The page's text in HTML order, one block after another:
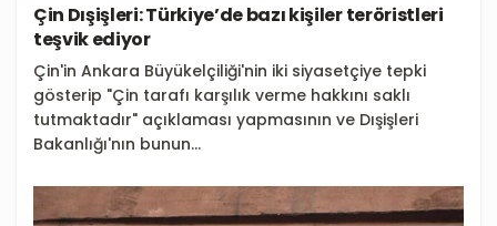
Çin Dışişleri: Türkiye’de bazı kişiler teröristleri
teşvik ediyor
Çin'in Ankara Büyükelçiliği'nin iki siyasetçiye tepki
gösterip "Çin tarafı karşılık verme hakkını saklı
tutmaktadır" açıklaması yapmasının ve Dışişleri
Bakanlığı'nın bunun...